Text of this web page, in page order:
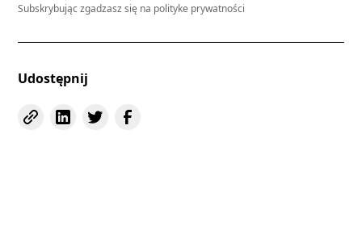
Subskrybując zgadzasz się na polityke prywatności
Udostępnij